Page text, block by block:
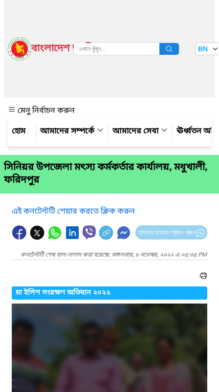
বাংলাদেশ জাতীয় তথ্য বাতায়ন BN
মেনু নির্বাচন করুন
আমাদের সম্পর্কে
আমাদের সেবা ঊর্ধ্বতন
সিনিয়র উপজেলা মৎস্য কর্মকর্তার কার্যালয়, মধুখালী,
ফরিদপুর
এই কনটেন্টটি শেয়ার করতে ক্লিক করুন
আপনার মতামত প্রদান করুন
কনটেন্টটি শেষ হাল-নাগাদ করা হয়েছে: মঙ্গলবার, ৮ নভেম্বর, ২০২২ এ ০৫:৩৫ PM
মা ইলিশ সংরক্ষণ অভিযান ২০২২